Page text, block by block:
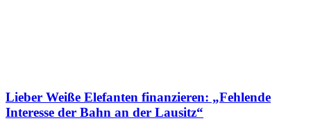
Lieber Weiße Elefanten finanzieren: „Fehlende
Interesse der Bahn an der Lausitz“